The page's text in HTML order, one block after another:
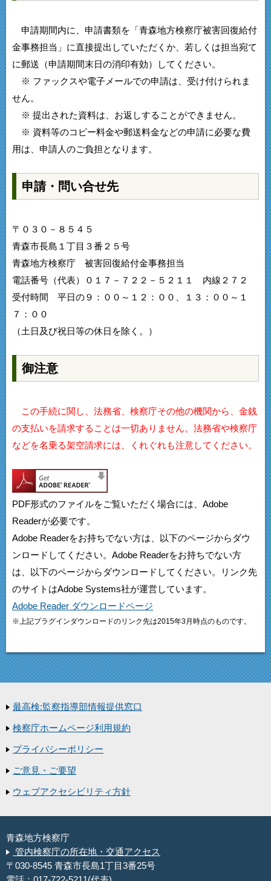
申請期間内に、申請書類を「青森地方検察庁被害回復給付
金事務担当」に直接提出していただくか、若しくは担当宛て
に郵送（申請期間末日の消印有効）してください。
※ ファックスや電子メールでの申請は、受け付けられま
せん。
※ 提出された資料は、お返しすることができません。
※ 資料等のコピー料金や郵送料金などの申請に必要な費
用は、申請人のご負担となります。
申請・問い合せ先
〒０３０－８５４５
青森市長島１丁目３番２５号
青森地方検察庁 被害回復給付金事務担当
電話番号（代表）０１７－７２２－５２１１ 内線２７２
受付時間 平日の９：００～１２：００、１３：００～１
７：００
（土日及び祝日等の休日を除く。）
御注意
この手続に関し、法務省、検察庁その他の機関から、金銭
の支払いを請求することは一切ありません。法務省や検察庁
などを名乗る架空請求には、くれぐれも注意してください。
PDF形式のファイルをご覧いただく場合には、Adobe
Readerが必要です。
Adobe Readerをお持ちでない方は、以下のページからダウ
ンロードしてください。Adobe Readerをお持ちでない方
は、以下のページからダウンロードしてください。リンク先
のサイトはAdobe Systems社が運営しています。
Adobe Reader ダウンロードページ
※上記プラグインダウンロードのリンク先は2015年3月時点のものです。
最高検:監察指導部情報提供窓口
検察庁ホームページ利用規約
プライバシーポリシー
ご意見・ご要望
ウェブアクセシビリティ方針
青森地方検察庁
管内検察庁の所在地・交通アクセス
〒030-8545 青森市長島1丁目3番25号